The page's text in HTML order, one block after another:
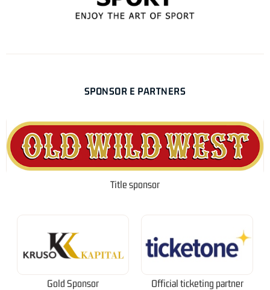
SPONSOR E PARTNERS
Title sponsor
Gold Sponsor Official ticketing partner